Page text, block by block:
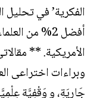
الفكرية’ في تحليل
أفضل 2% من
الأمريكية. **
وبراءات اختراعى
جَارِيَةٍ، و وَقْفِيَّة